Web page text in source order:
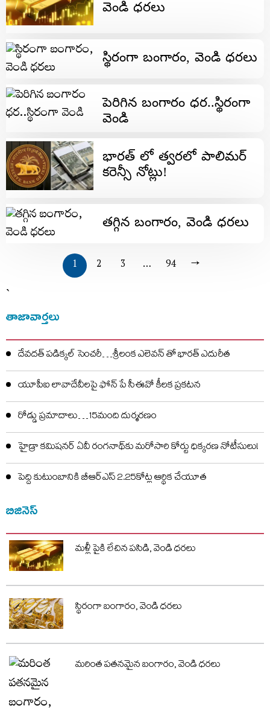
వెండి ధరలు
స్థిరంగా బంగారం, వెండి ధరలు
పెరిగిన బంగారం ధర..స్థిరంగా
వెండి
భారత్ లో త్వరలో పాలిమర్‌
కరెన్సీ నోట్లు!
తగ్గిన బంగారం, వెండి ధరలు
1 2 3 … 94 →
`
తాజావార్తలు
దేవదత్ పడిక్కల్‌ సెంచరీ…శ్రీలంక ఎలెవన్ తో భారత్ ఎదురీత
యూపీఐ లావాదేవీలపై ఫోన్ పే సీఈవో కీలక ప్రకటన
రోడ్డు ప్రమాదాలు…15మంది దుర్మరణం
హైడ్రా కమిషనర్ ఏవీ రంగనాథ్‌కు మరోసారి కోర్టు ధిక్కరణ నోటీసులు!
పెద్ది కుటుంబానికి బీఆర్ఎస్ 2.25కోట్ల ఆర్థిక చేయూత
బిజినెస్
మళ్లీ పైకి లేచిన పసిడి, వెండి ధరలు
స్థిరంగా బంగారం, వెండి ధరలు
మరింత పతనమైన బంగారం, వెండి ధరలు